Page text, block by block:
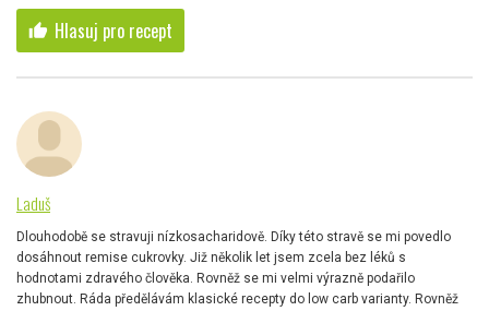
thumb_up Hlasuj pro recept
Laduš
Dlouhodobě se stravuji nízkosacharidově. Díky této stravě se mi povedlo
dosáhnout remise cukrovky. Již několik let jsem zcela bez léků s
hodnotami zdravého člověka. Rovněž se mi velmi výrazně podařilo
zhubnout. Ráda předělávám klasické recepty do low carb varianty. Rovněž